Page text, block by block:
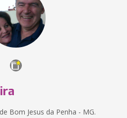
Bom Jesus da Penha - MG.